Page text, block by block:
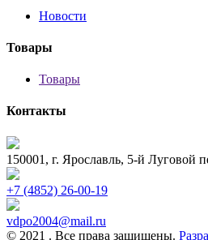
Новости
Товары
Товары
Контакты
150001, г. Ярославль, 5-й Луговой
+7 (4852) 26-00-19
vdpo2004@mail.ru
© 2021 . Все права защищены.